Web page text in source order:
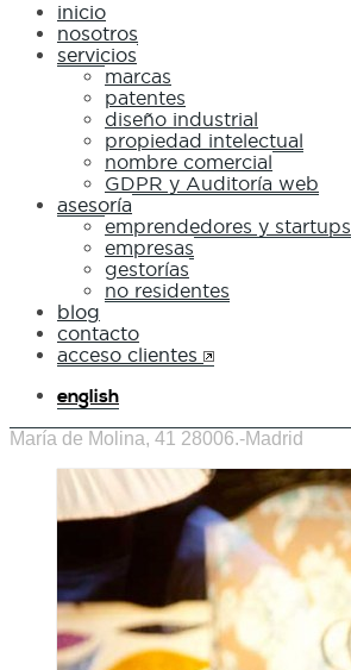
inicio
nosotros
servicios
marcas
patentes
diseño industrial
propiedad intelectual
nombre comercial
GDPR y Auditoría web
asesoría
emprendedores y startups
empresas
gestorías
no residentes
blog
contacto
acceso clientes
english
María de Molina, 41 28006.-Madrid